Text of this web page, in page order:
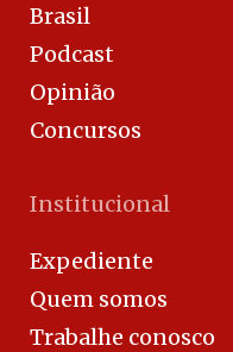
Brasil
Podcast
Opinião
Concursos
Institucional
Expediente
Quem somos
Trabalhe conosco